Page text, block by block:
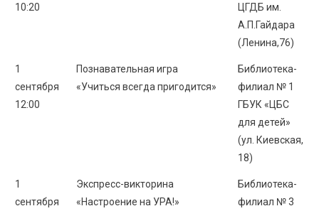
10:20
ЦГДБ им.
А.П.Гайдара
(Ленина,76)
1
сентября
12:00
Познавательная игра
«Учиться всегда пригодится»
Библиотека-
филиал № 1
ГБУК «ЦБС
для детей»
(ул. Киевская,
18)
1
сентября
Экспресс-викторина
«Настроение на УРА!»
Библиотека-
филиал № 3